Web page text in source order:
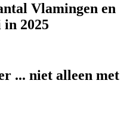
Vlamingen en
2025
... niet alleen met